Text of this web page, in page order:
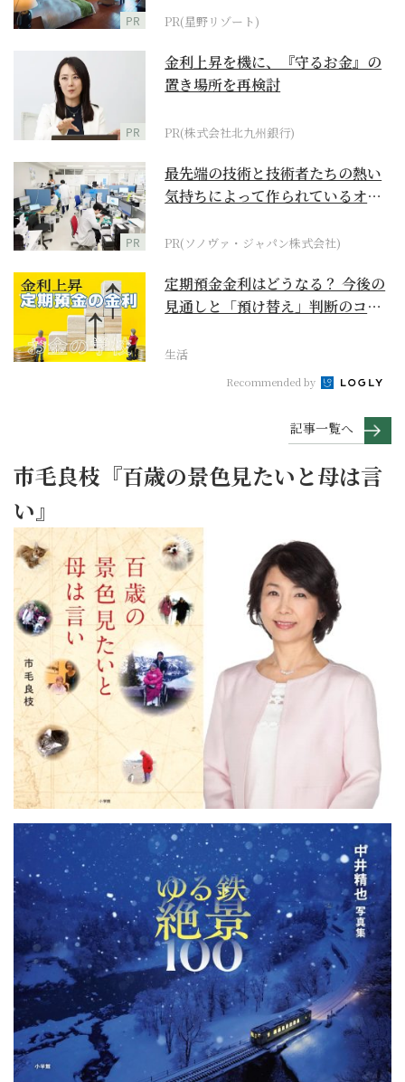
PR PR(星野リゾート)
PR
金利上昇を機に、『守るお金』の
置き場所を再検討
PR(株式会社北九州銀行)
PR
最先端の技術と技術者たちの熱い
気持ちによって作られているオー
PR(ソノヴァ・ジャパン株式会社)
定期預金金利はどうなる？ 今後の
見通しと「預け替え」判断のコツ
生活
Recommended by
記事一覧へ
市毛良枝『百歳の景色見たいと母は言
い』